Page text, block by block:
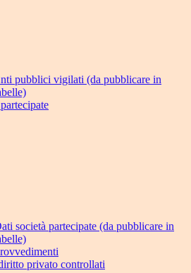
pubblici vigilati (da pubblicare in
società partecipate (da pubblicare in
privato controllati